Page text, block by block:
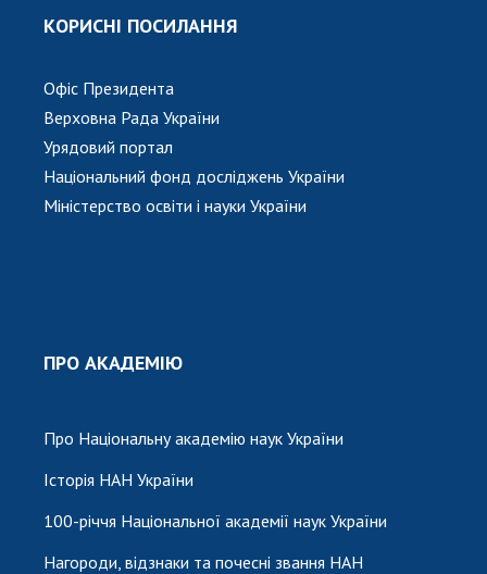
КОРИСНІ ПОСИЛАННЯ
Офіс Президента
Верховна Рада України
Урядовий портал
Національний фонд досліджень України
Міністерство освіти і науки України
ПРО АКАДЕМІЮ
Про Національну академію наук України
Історія НАН України
100-річчя Національної академії наук України
Нагороди, відзнаки та почесні звання НАН